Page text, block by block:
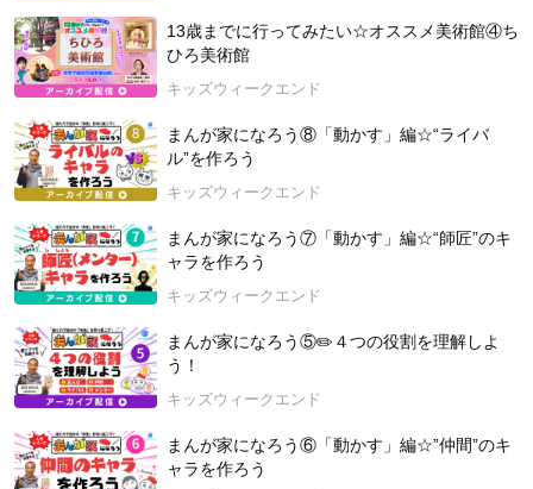
＼＼3月12日 3冊目となる著作本「春夏秋冬 いつでも楽しめ
る昆虫探し」発売！／／https://publishing.parco.jp/books/detai
l/?id=488
【ご協力（写真提供）：ムシムシランド（福島県田村市）】
1000匹を超えるカブトムシに見たり触れたりすることができる
カブトムシドーム、100種類を超える標本や外国の生きたカブ
クワ、田村市に生息する昆虫を観察できる昆虫館があります。
コンセプトは、「触れ合い」です。
https://mushimushiland.com/
2025年7月12日(日) 開催
13歳までに行ってみたい☆オススメ美術館④ち
ひろ美術館
キッズウィークエンド
まんが家になろう⑧「動かす」編☆“ライバ
ル”を作ろう
キッズウィークエンド
まんが家になろう⑦「動かす」編☆“師匠”のキ
ャラを作ろう
キッズウィークエンド
まんが家になろう⑤✏️４つの役割を理解しよ
う！
キッズウィークエンド
まんが家になろう⑥「動かす」編☆”仲間”のキ
ャラを作ろう